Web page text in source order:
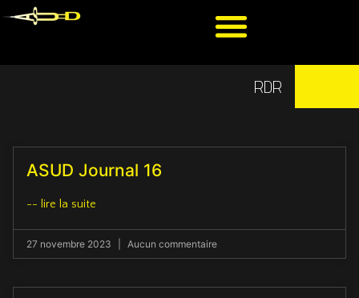
RDR
ASUD Journal 16
-- lire la suite
27 novembre 2023 Aucun commentaire